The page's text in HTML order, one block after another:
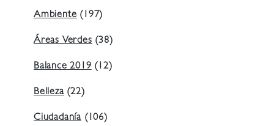
Ambiente (197)
Áreas Verdes (38)
Balance 2019 (12)
Belleza(22)
Ciudadanía (106)